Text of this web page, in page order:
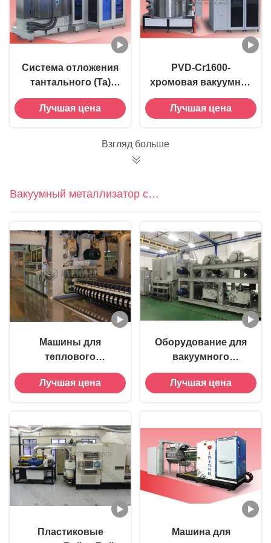
Система отложения
тантального (Ta)
тонкопленочного
магнитронного
Лучшая цена
PVD-Cr1600-
хромовая вакуумная
металлизирующая
машина
Лучшая цена
Взгляд больше
Вакуумный металлизатор с
роллом на ролл
Машины для
теплового
испарения с
использованием
Лучшая цена
Оборудование для
вакуумного
покрытия
упаковочной бумаги
Лучшая цена
Пластиковые
Машина для